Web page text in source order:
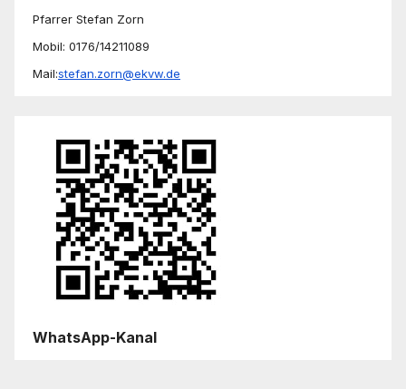
Pfarrer Stefan Zorn
Mobil: 0176/14211089
Mail:stefan.zorn@ekvw.de
WhatsApp-Kanal